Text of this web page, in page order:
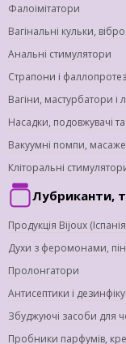
Фалоімітатори
Вагінальні кульки,
Анальні стимулятори
Страпони і
Вагіни, мастурбатори і
Насадки, подовжувачі та
Вакуумні помпи,
Кліторальні
Лубриканти,
Продукція Bijoux
Духи з феромонами,
Пролонгатори
Антисептики і
Збуджуючі засоби для
Пробники парфумів,